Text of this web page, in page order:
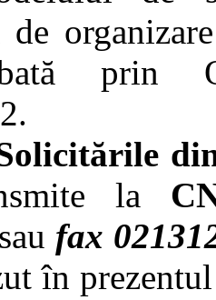
de
prin
la
sau fax
în